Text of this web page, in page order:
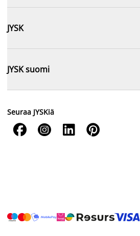
JYSK
JYSK suomi
Seuraa JYSKiä
   